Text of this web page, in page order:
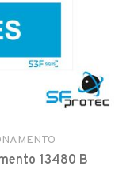
13480 B